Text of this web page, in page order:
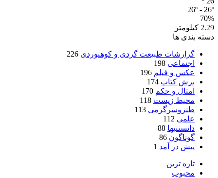
26º - 26º
70%
2.29 کیلومتر
دسته بندی ها
گزارشات طبیعت گردی و کوهنوردی 226
اجتماعی 198
عکس و فیلم 196
برش کتاب 174
امثال و حکم 170
محیط زیست 118
طنزوسرگرمی 113
علمی 112
دانستنیها 88
گوناگون 86
پیش در آمد 1
تازه ترین
محبوب